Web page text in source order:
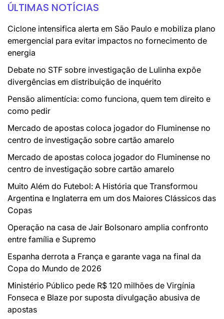
ÚLTIMAS NOTÍCIAS
Ciclone intensifica alerta em São Paulo e mobiliza plano
emergencial para evitar impactos no fornecimento de
energia
Debate no STF sobre investigação de Lulinha expõe
divergências em distribuição de inquérito
Pensão alimentícia: como funciona, quem tem direito e
como pedir
Mercado de apostas coloca jogador do Fluminense no
centro de investigação sobre cartão amarelo
Mercado de apostas coloca jogador do Fluminense no
centro de investigação sobre cartão amarelo
Muito Além do Futebol: A História que Transformou
Argentina e Inglaterra em um dos Maiores Clássicos das
Copas
Operação na casa de Jair Bolsonaro amplia confronto
entre família e Supremo
Espanha derrota a França e garante vaga na final da
Copa do Mundo de 2026
Ministério Público pede R$ 120 milhões de Virgínia
Fonseca e Blaze por suposta divulgação abusiva de
apostas